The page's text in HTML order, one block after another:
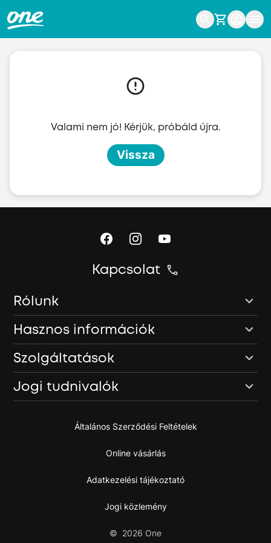
Valami nem jó! Kérjük, próbáld újra.
Vissza
Kapcsolat
Rólunk
Hasznos információk
Szolgáltatások
Jogi tudnivalók
Általános Szerződési Feltételek
Online vásárlás
Adatkezelési tájékoztató
Jogi közlemény
© 2026 One